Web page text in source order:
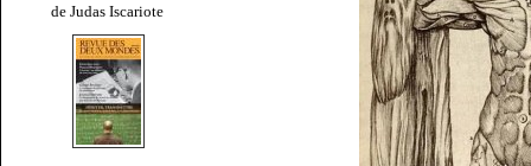
de Judas Iscariote